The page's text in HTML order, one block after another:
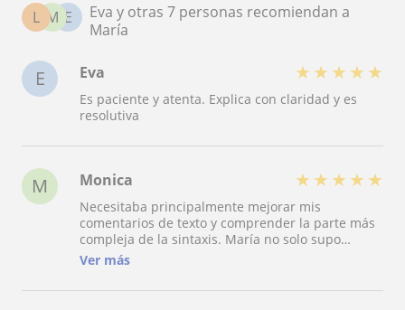
E
M
L
Eva y otras 7 personas recomiendan a
María
E Eva ★ ★ ★ ★ ★
Es paciente y atenta. Explica con claridad y es
resolutiva
M Monica ★ ★ ★ ★ ★
Necesitaba principalmente mejorar mis
comentarios de texto y comprender la parte más
compleja de la sintaxis. María no solo supo
adaptarse desde el principio a mi nivel sino que
claras. Saqué un sobresaliente y, por supuesto,
Ver más